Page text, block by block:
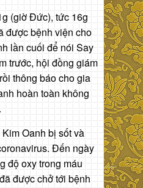
(giờ Đức), tức 16g
được bệnh viện cho
lần cuối để nói Say
trước, hội đồng giám
thông báo cho gia
hoàn toàn không
Oanh bị sốt và
Đến ngày
độ oxy trong máu
được chở tới bệnh